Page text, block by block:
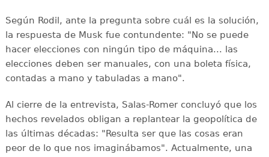
Según Rodil, ante la pregunta sobre cuál es la solución,
la respuesta de Musk fue contundente: "No se puede
hacer elecciones con ningún tipo de máquina... las
elecciones deben ser manuales, con una boleta física,
contadas a mano y tabuladas a mano".
Al cierre de la entrevista, Salas-Romer concluyó que los
hechos revelados obligan a replantear la geopolítica de
las últimas décadas: "Resulta ser que las cosas eran
peor de lo que nos imaginábamos". Actualmente, una